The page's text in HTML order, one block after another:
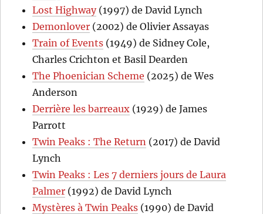
Lost Highway(1997) de David Lynch
Demonlover (2002) de Olivier Assayas
Train of Events (1949) de Sidney Cole,
Charles Crichton et Basil Dearden
The Phoenician Scheme (2025) de Wes
Anderson
Derrière les barreaux (1929) de James
Parrott
Twin Peaks : The Return (2017) de David
Lynch
Twin Peaks : Les 7 derniers jours de Laura
Palmer (1992) de David Lynch
Mystères à Twin Peaks (1990) de David